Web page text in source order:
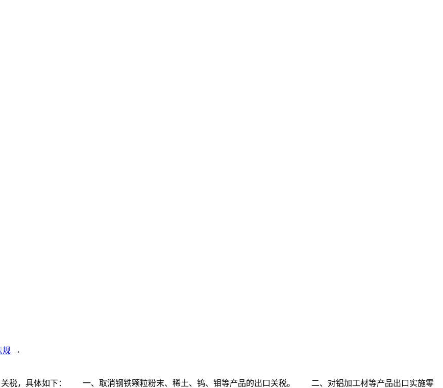
规 →
税，具体如下： 一、取消钢铁颗粒粉末、稀土、钨、钼等产品的出口关税。 二、对铝加工材等产品出口实施零